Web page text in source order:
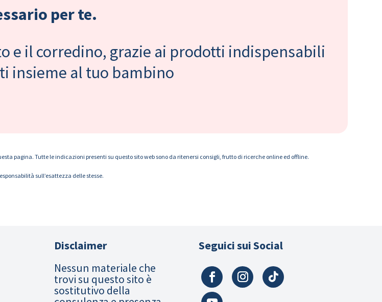
per te.
e il corredino, grazie ai prodotti indispensabili
insieme al tuo bambino
pagina. Tutte le indicazioni presenti su questo sito web sono da ritenersi consigli, frutto di ricerche online ed offline.
sull’esattezza delle stesse.
Disclaimer
Nessun materiale che
trovi su questo sito è
sostitutivo della
Seguici sui Social